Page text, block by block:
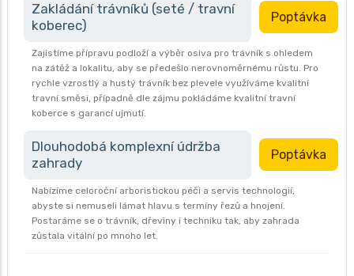
Zakládání trávníků (seté / travní
koberec)
Poptávka
Zajistíme přípravu podloží a výběr osiva pro trávník s ohledem
na zátěž a lokalitu, aby se předešlo nerovnoměrnému růstu. Pro
rychle vzrostlý a hustý trávník bez plevele využíváme kvalitní
travní směsi, případně dle zájmu pokládáme kvalitní travní
koberce s garancí ujmutí.
Dlouhodobá komplexní údržba
zahrady
Poptávka
Nabízíme celoroční arboristickou péči a servis technologií,
abyste si nemuseli lámat hlavu s termíny řezů a hnojení.
Postaráme se o trávník, dřeviny i techniku tak, aby zahrada
zůstala vitální po mnoho let.